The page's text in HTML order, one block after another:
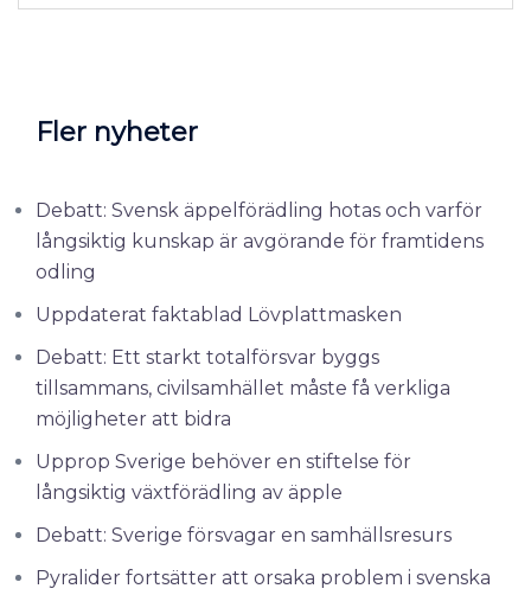
Fler nyheter
Debatt: Svensk äppelförädling hotas och varför
långsiktig kunskap är avgörande för framtidens
odling
Uppdaterat faktablad Lövplattmasken
Debatt: Ett starkt totalförsvar byggs
tillsammans, civilsamhället måste få verkliga
möjligheter att bidra
Upprop Sverige behöver en stiftelse för
långsiktig växtförädling av äpple
Debatt: Sverige försvagar en samhällsresurs
Pyralider fortsätter att orsaka problem i svenska